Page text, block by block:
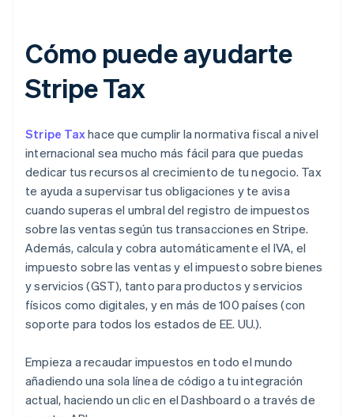
Cómo puede ayudarte
Stripe Tax
Stripe Taxhace que cumplir la normativa fiscal a nivel
internacional sea mucho más fácil para que puedas
dedicar tus recursos al crecimiento de tu negocio. Tax
te ayuda a supervisar tus obligaciones y te avisa
cuando superas el umbral del registro de impuestos
sobre las ventas según tus transacciones en Stripe.
Además, calcula y cobra automáticamente el IVA, el
impuesto sobre las ventas y el impuesto sobre bienes
y servicios (GST), tanto para productos y servicios
físicos como digitales, y en más de 100 países (con
soporte para todos los estados de EE. UU.).
Empieza a recaudar impuestos en todo el mundo
añadiendo una sola línea de código a tu integración
actual, haciendo un clic en el Dashboard o a través de